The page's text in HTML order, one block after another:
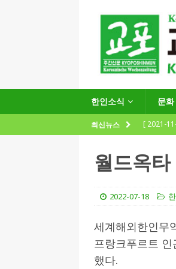
한인소식 문화
최신뉴스 [ 2021-
[ 2021-
(12.14일
[ 2026-
월드옥
2022-07-18
세계해외한인무
프랑크푸르트
했다.